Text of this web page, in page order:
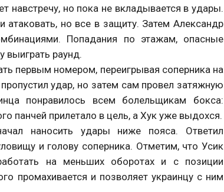
навстречу, но пока не вкладывается в удары.
атаковать, но все в защиту. Затем Александр
Попадания по этажам, опасные
выиграть раунд.
первым номером, переигрывая соперника на
удар, но затем сам провел затяжную
понравилось всем болельщикам бокса:
панчей прилетало в цель, а Хук уже выдохся.
наносить удары ниже пояса. Ответил
и голову соперника. Отметим, что Усик
на меньших оборотах и с позиции
промахивается и позволяет украинцу с ним